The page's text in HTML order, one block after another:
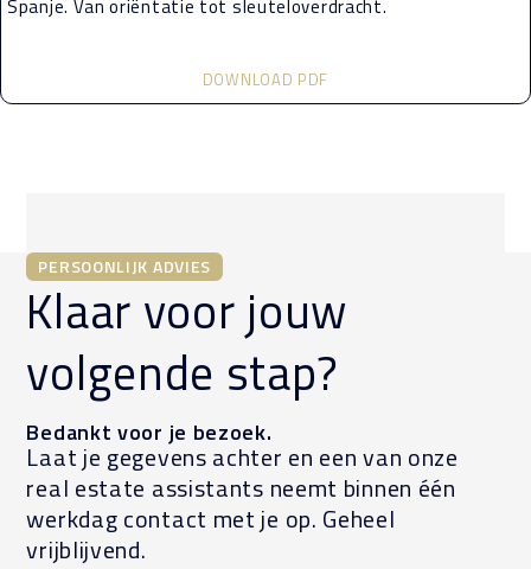
Spanje. Van oriëntatie tot sleuteloverdracht.
DOWNLOAD PDF
PERSOONLIJK ADVIES
Klaar voor jouw
volgende stap?
Bedankt voor je bezoek.
Laat je gegevens achter en een van onze
real estate assistants neemt binnen één
werkdag contact met je op. Geheel
vrijblijvend.